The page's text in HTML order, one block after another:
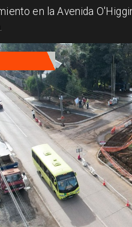
en la Avenida